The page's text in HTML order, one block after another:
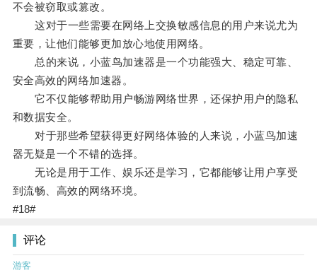
不会被窃取或篡改。
这对于一些需要在网络上交换敏感信息的用户来说尤为
重要，让他们能够更加放心地使用网络。
总的来说，小蓝鸟加速器是一个功能强大、稳定可靠、
安全高效的网络加速器。
它不仅能够帮助用户畅游网络世界，还保护用户的隐私
和数据安全。
对于那些希望获得更好网络体验的人来说，小蓝鸟加速
器无疑是一个不错的选择。
无论是用于工作、娱乐还是学习，它都能够让用户享受
到流畅、高效的网络环境。
#18#
评论
游客